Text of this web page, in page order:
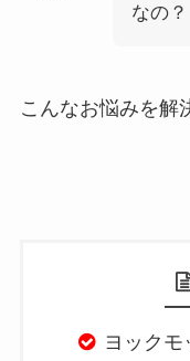
なの？
こんなお悩みを解
ヨック